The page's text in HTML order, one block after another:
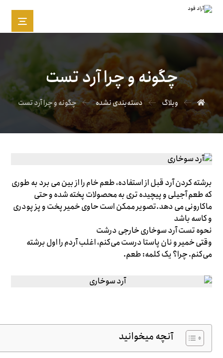
چگونه و چرا آرد تست
وبلاگ دسته‌بندی نشده چگونه و چرا آرد تست
برشته کردن آرد قبل از استفاده، طعم خام را از بین می برد به طوری
که طعم آجیلی و پیچیده تری به محصولات پخته شده و حتی
ماکارونی می دهد.تصویر ممکن است حاوی خمیر پخت و پز پودری
و کاسه باشد
نحوه تست آرد سوخاری خارجی درشت
وقتی خمیر و نان پاستا درست می‌کنم، اغلب آردم را اول برشته
می‌کنم. چرا؟ یک کلمه: طعم.
آنچه میخوانید